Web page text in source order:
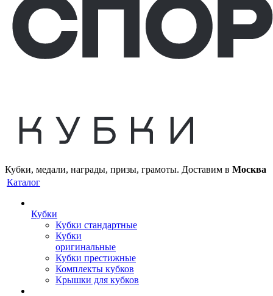
Кубки, медали, награды, призы, грамоты. Доставим в Москва
Каталог
Кубки
Кубки стандартные
Кубки
оригинальные
Кубки престижные
Комплекты кубков
Крышки для кубков